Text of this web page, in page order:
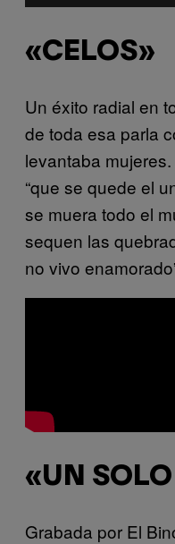
«CELOS»
Un éxito radial en
de toda esa parla
levantaba
“que se quede el
se muera todo el
sequen las
no vivo
«UN
Grabada por El